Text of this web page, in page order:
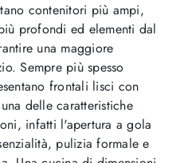
contenitori più ampi,
profondi ed elementi dal
una maggiore
Sempre più spesso
frontali lisci con
delle caratteristiche
infatti l'apertura a gola
pulizia formale e